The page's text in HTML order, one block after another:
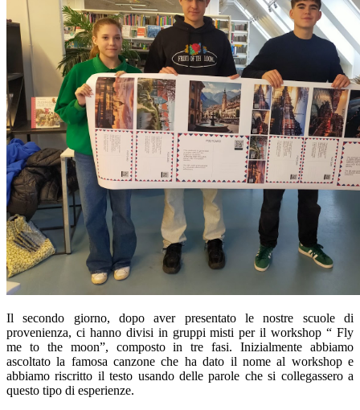
Il secondo giorno, dopo aver presentato le nostre scuole di
provenienza, ci hanno divisi in gruppi misti per il workshop “ Fly
me to the moon”, composto in tre fasi. Inizialmente abbiamo
ascoltato la famosa canzone che ha dato il nome al workshop e
abbiamo riscritto il testo usando delle parole che si collegassero a
questo tipo di esperienze.